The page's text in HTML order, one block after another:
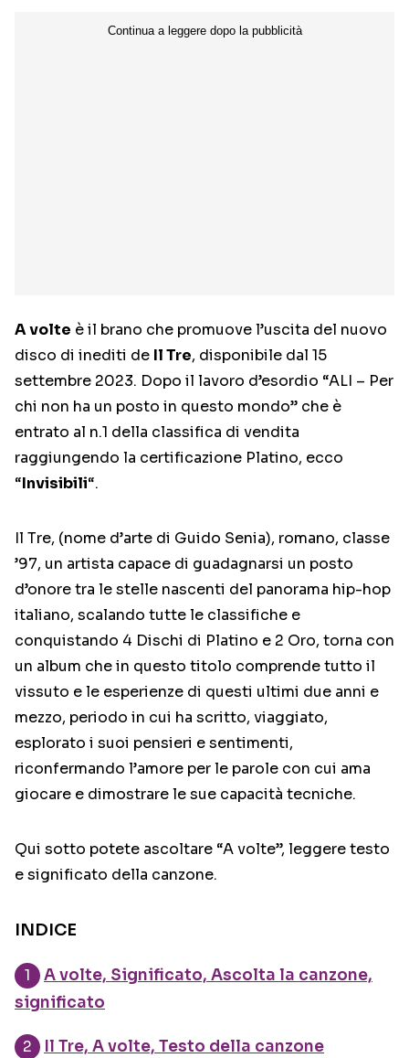
A volte è il brano che promuove l’uscita del nuovo
disco di inediti de Il Tre, disponibile dal 15
settembre 2023. Dopo il lavoro d’esordio “ALI – Per
chi non ha un posto in questo mondo” che è
entrato al n.1 della classifica di vendita
raggiungendo la certificazione Platino, ecco
“Invisibili“.
Il Tre, (nome d’arte di Guido Senia), romano, classe
’97, un artista capace di guadagnarsi un posto
d’onore tra le stelle nascenti del panorama hip-hop
italiano, scalando tutte le classifiche e
conquistando 4 Dischi di Platino e 2 Oro, torna con
un album che in questo titolo comprende tutto il
vissuto e le esperienze di questi ultimi due anni e
mezzo, periodo in cui ha scritto, viaggiato,
esplorato i suoi pensieri e sentimenti,
riconfermando l’amore per le parole con cui ama
giocare e dimostrare le sue capacità tecniche.
Qui sotto potete ascoltare “A volte”, leggere testo
e significato della canzone.
INDICE
A volte, Significato, Ascolta la canzone,
significato
Il Tre, A volte, Testo della canzone